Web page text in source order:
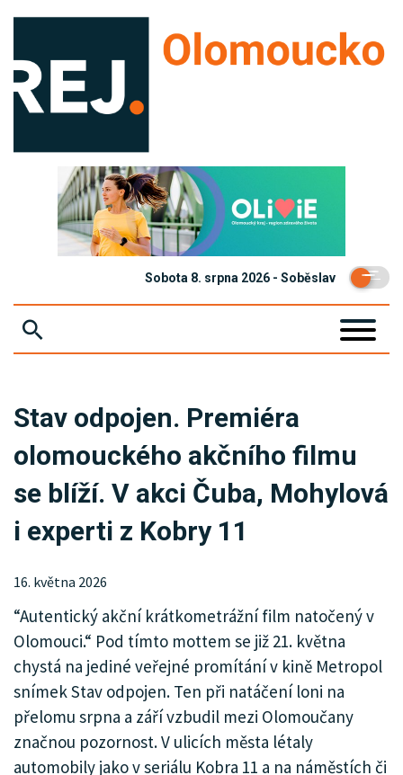
Sobota 8. srpna 2026 - Soběslav
KRIMI
SPORT
KULTURA
SPOLEČNOST
HISTORIE
MHD
INZERCE
ARCHIV
Stav odpojen. Premiéra
olomouckého akčního filmu
se blíží. V akci Čuba, Mohylová
i experti z Kobry 11
16. května 2026
“Autentický akční krátkometrážní film natočený v
Olomouci.“ Pod tímto mottem se již 21. května
chystá na jediné veřejné promítání v kině Metropol
snímek Stav odpojen. Ten při natáčení loni na
přelomu srpna a září vzbudil mezi Olomoučany
značnou pozornost. V ulicích města létaly
automobily jako v seriálu Kobra 11 a na náměstích či